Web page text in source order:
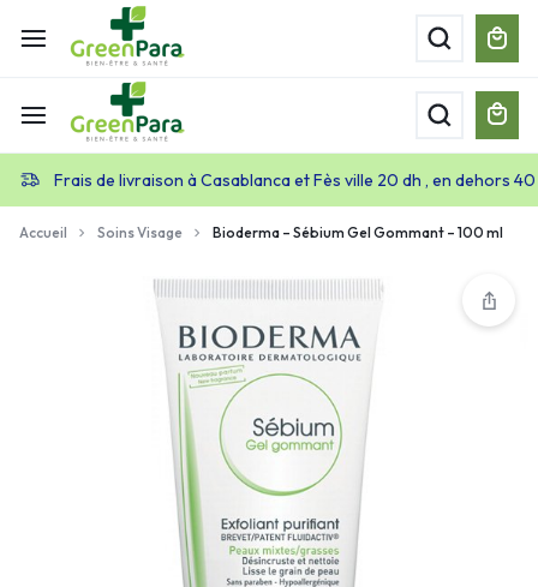
Frais de livraison à Casablanca et Fès ville 20 dh , en dehors
Accueil Soins Visage Bioderma – Sébium Gel Gommant – 100 ml